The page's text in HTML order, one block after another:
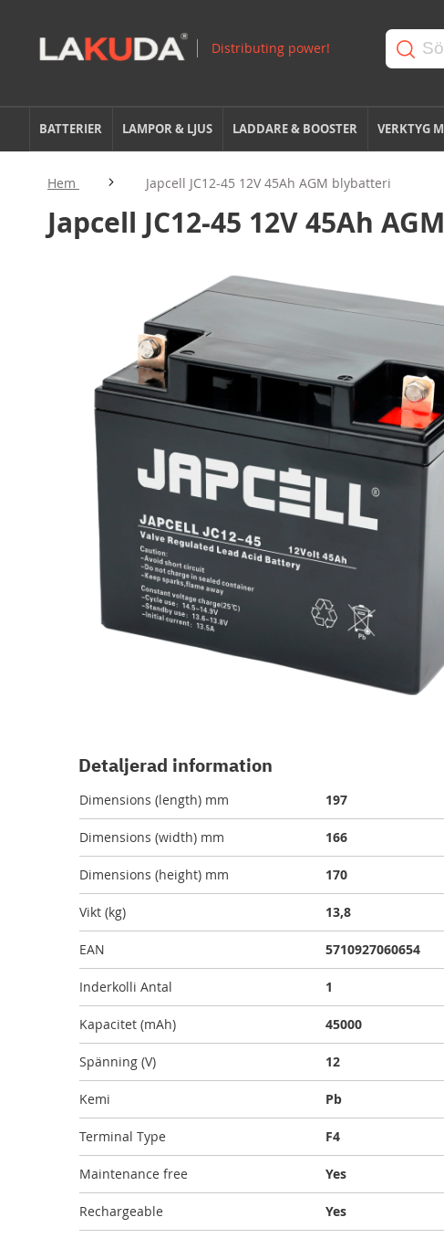
BATTERIER LAMPOR & LJUS LADDARE & BOOSTER VERKTYG
Hem Japcell JC12-45 12V 45Ah AGM blybatteri
Japcell JC12-45 12V 45Ah
bildgalleriet
Detaljerad information
Dimensions (length) mm 197
Dimensions (width) mm 166
Dimensions (height) mm 170
Vikt (kg) 13,8
EAN 5710927060654
Inderkolli Antal 1
Kapacitet (mAh) 45000
Spänning (V) 12
Kemi Pb
Terminal Type F4
Maintenance free Yes
Rechargeable Yes